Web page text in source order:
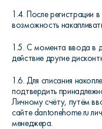
1.4. После регистрации
возможность
1.5. С момента ввода в
действие другие
1.6. Для списания
подтвердить
Личному счёту, путём
сайте dantonehome.ru
менеджера.